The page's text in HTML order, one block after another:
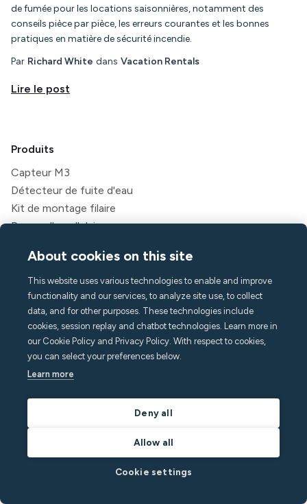
de fumée pour les locations saisonnières, notamment des
conseils pièce par pièce, les erreurs courantes et les bonnes
pratiques en matière de sécurité incendie.
Par Richard White dans Vacation Rentals
Lire le post
Produits
Capteur M3
Détecteur de fuite d'eau
Kit de montage filaire
Passerelle cellulaire
Messagerie
Application invité
Caractéristiques
Surveillance du bruit
Détection de foule
Alarme domestique
Détection du tabagisme
API
About cookies on this site
This website uses various technologies to enable and improve
functionality and our services, to analyze site use, to collect
data, and for other purposes. These technologies include
cookies, session replay and chatbot technologies. Learn more in
our Cookie Policy and Privacy Policy. With respect to cookies,
you can select your preferences below.
Learn more
Deny all
Allow all
Cookie settings